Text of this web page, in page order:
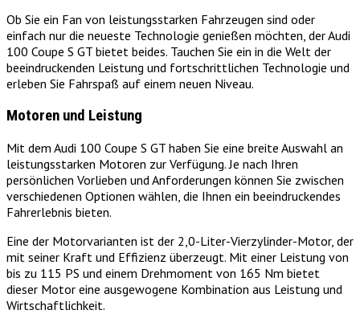
Ob Sie ein Fan von leistungsstarken Fahrzeugen sind oder
einfach nur die neueste Technologie genießen möchten, der Audi
100 Coupe S GT bietet beides. Tauchen Sie ein in die Welt der
beeindruckenden Leistung und fortschrittlichen Technologie und
erleben Sie Fahrspaß auf einem neuen Niveau.
Motoren und Leistung
Mit dem Audi 100 Coupe S GT haben Sie eine breite Auswahl an
leistungsstarken Motoren zur Verfügung. Je nach Ihren
persönlichen Vorlieben und Anforderungen können Sie zwischen
verschiedenen Optionen wählen, die Ihnen ein beeindruckendes
Fahrerlebnis bieten.
Eine der Motorvarianten ist der 2,0-Liter-Vierzylinder-Motor, der
mit seiner Kraft und Effizienz überzeugt. Mit einer Leistung von
bis zu 115 PS und einem Drehmoment von 165 Nm bietet
dieser Motor eine ausgewogene Kombination aus Leistung und
Wirtschaftlichkeit.